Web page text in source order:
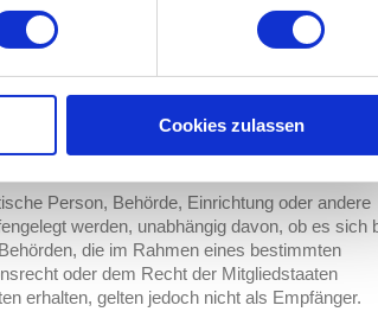
Cookies zulassen
durch das Unionsrecht oder das Recht
Verantwortliche beziehungsweise können die
juristische Person, Behörde, Einrichtung oder
im Auftrag des Verantwortlichen verarbeitet.
Person, Behörde, Einrichtung oder andere
werden, unabhängig davon, ob es sich
die im Rahmen eines bestimmten
oder dem Recht der Mitgliedstaaten
erhalten, gelten jedoch nicht als Empfänger.